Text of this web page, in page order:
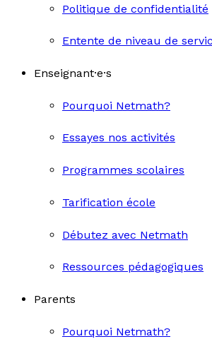
Politique de confidentialité
Entente de niveau de
Enseignant·e·s
Pourquoi Netmath?
Essayes nos activités
Programmes scolaires
Tarification école
Débutez avec Netmath
Ressources pédagogiques
Parents
Pourquoi Netmath?